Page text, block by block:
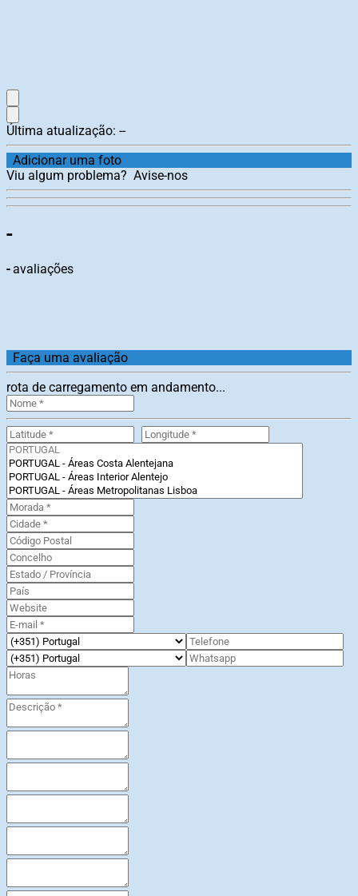
Última atualização: --
Adicionar uma foto
Viu algum problema? Avise-nos
-
-avaliações
Faça uma avaliação
rota de carregamento em andamento...